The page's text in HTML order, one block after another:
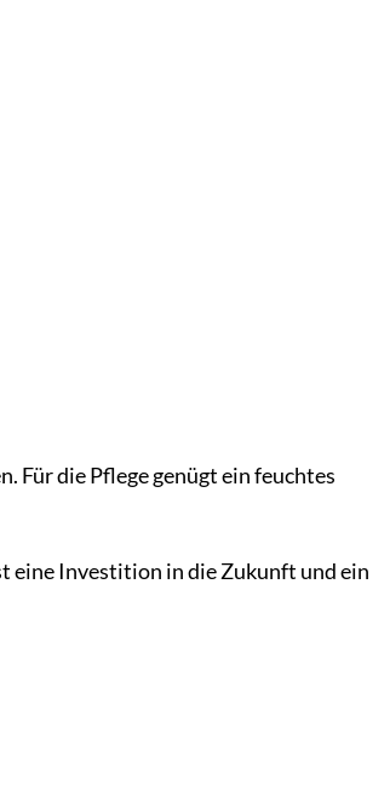
Für die Pflege genügt ein feuchtes
eine Investition in die Zukunft und ein